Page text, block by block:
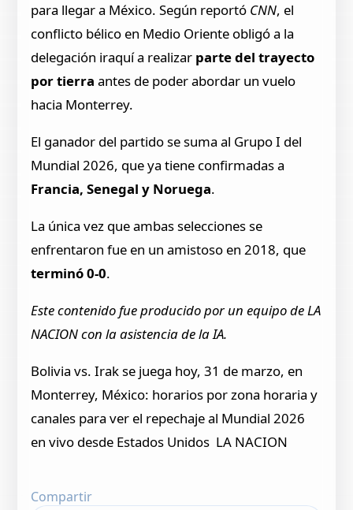
para llegar a México. Según reportó CNN, el
conflicto bélico en Medio Oriente obligó a la
delegación iraquí a realizar parte del trayecto
por tierraantes de poder abordar un vuelo
hacia Monterrey.
El ganador del partido se suma al Grupo I del
Mundial 2026, que ya tiene confirmadas a
Francia, Senegal y Noruega.
La única vez que ambas selecciones se
enfrentaron fue en un amistoso en 2018, que
terminó 0-0.
Este contenido fue producido por un equipo de LA
NACION con la asistencia de la IA.
​Bolivia vs. Irak se juega hoy, 31 de marzo, en
Monterrey, México: horarios por zona horaria y
canales para ver el repechaje al Mundial 2026
en vivo desde Estados Unidos LA NACION
Compartir